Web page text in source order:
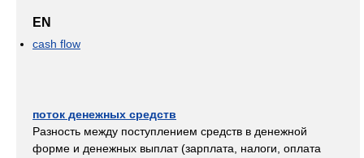
EN
cash flow
поток денежных средств
Разность между поступлением средств в денежной
форме и денежных выплат (зарплата, налоги, оплата